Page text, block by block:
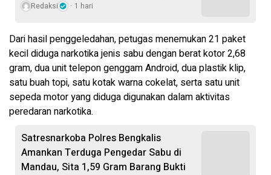
Redaksi 1 hari
Dari hasil penggeledahan, petugas menemukan 21 paket
kecil diduga narkotika jenis sabu dengan berat kotor 2,68
gram, dua unit telepon genggam Android, dua plastik klip,
satu buah topi, satu kotak warna cokelat, serta satu unit
sepeda motor yang diduga digunakan dalam aktivitas
peredaran narkotika.
Satresnarkoba Polres Bengkalis
Amankan Terduga Pengedar Sabu di
Mandau, Sita 1,59 Gram Barang Bukti